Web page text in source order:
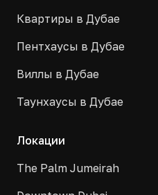
Квартиры в Дубае
Пентхаусы в Дубае
Виллы в Дубае
Таунхаусы в Дубае
Локации
The Palm Jumeirah